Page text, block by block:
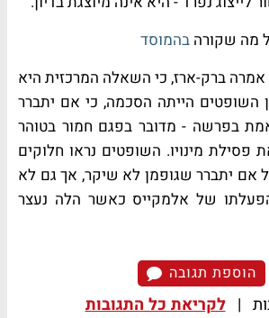
מה שקורה בהמוסד
אמרה ברק-ארז, כי השאלה המרכזית היא
השופטים הייתה הסכמה, כי אם יתברר
בפרשה - מדובר בפגם חמור בטוהר
פסילת מינויו. השופטים נראו חלוקים
אם יתברר שגופמן לא שיקר, אך גם לא
של אלמקייס כאשר הלה נעצר
הוספת תגובה
| לקריאת כל התגובות